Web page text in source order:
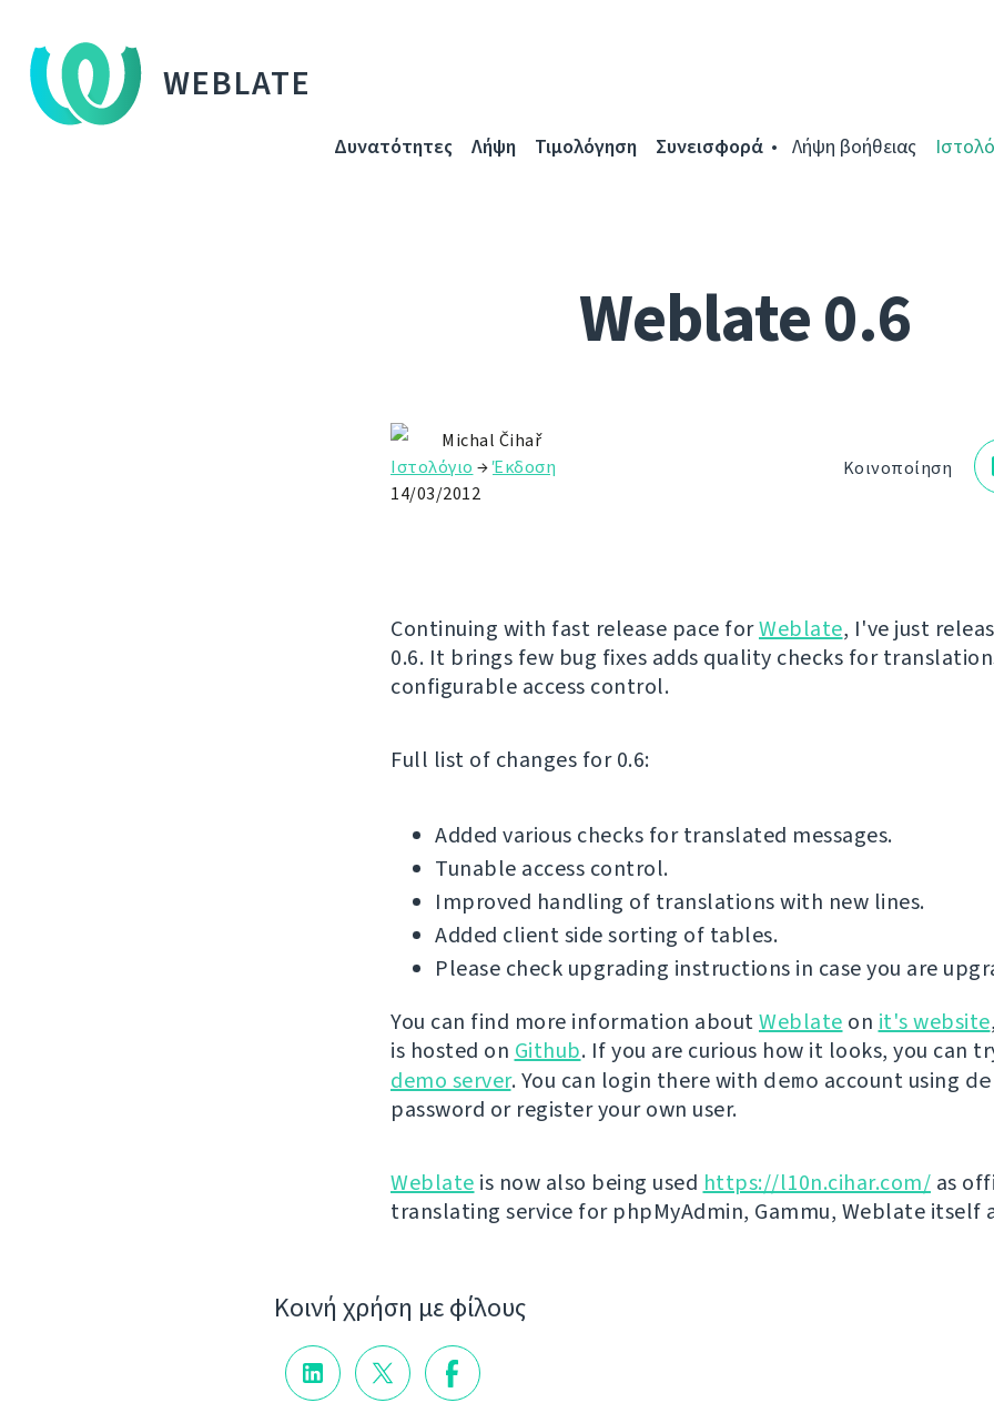
WEBLATE
Δυνατότητες Λήψη Τιμολόγηση Συνεισφορά Λήψη βοήθειας
Weblate 0.6
Κοινοποίηση
Michal Čihař
Ιστολόγιο →Έκδοση
14/03/2012
Continuing with fast release pace forWeblate, I've just
0.6. It brings few bug fixes adds quality checks for
configurable access control.
Full list of changes for 0.6:
Added various checks for translated messages.
Tunable access control.
Improved handling of translations with new lines.
Added client side sorting of tables.
Please check upgrading instructions in case you are
You can find more information aboutWeblate on it's website
is hosted on Github. If you are curious how it looks, you can
demo server. You can login there with demo account using
password or register your own user.
Weblate is now also being used https://l10n.cihar.com/ as
translating service for phpMyAdmin, Gammu, Weblate itself
Κοινή χρήση με φίλους